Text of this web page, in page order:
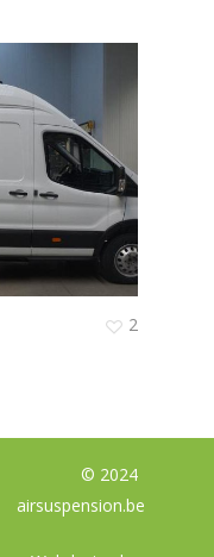
2
© 2024
airsuspension.be